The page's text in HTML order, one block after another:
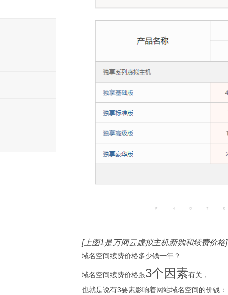
[上图1是万网云虚拟主机新购和续费价格]
域名空间续费价格多少钱一年？
域名空间续费价格跟3个因素有关，
也就是说有3要素影响着网站域名空间的价钱：